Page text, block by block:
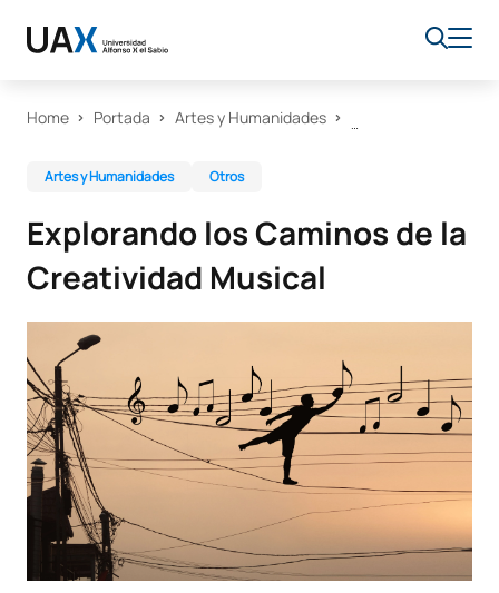
Home Portada Artes y Humanidades
Artes y Humanidades Otros
Explorando los Caminos de la
Creatividad Musical